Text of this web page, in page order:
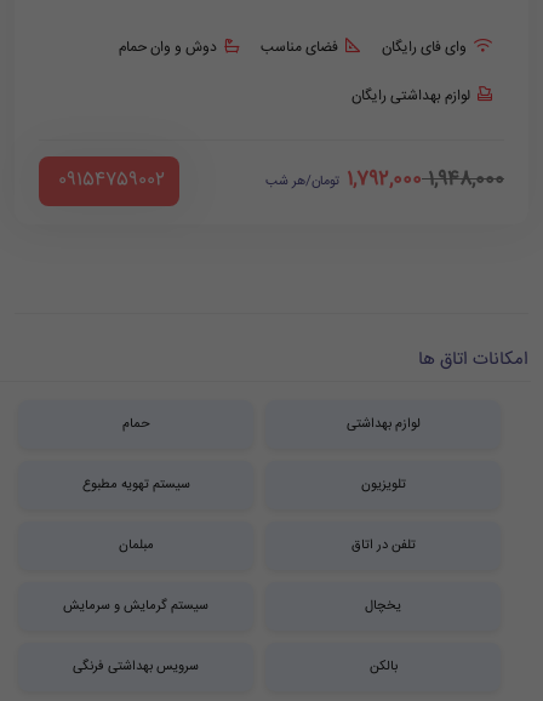
وای فای رایگان فضای مناسب دوش و وان حمام
لوازم بهداشتی رایگان
1,948,000
1,792,000 تومان/هر شب ‪ 09154759002
امکانات اتاق ها
لوازم بهداشتی حمام
تلویزیون سیستم تهویه مطبوع
تلفن در اتاق مبلمان
یخچال سیستم گرمایش و سرمایش
بالکن سرویس بهداشتی فرنگی